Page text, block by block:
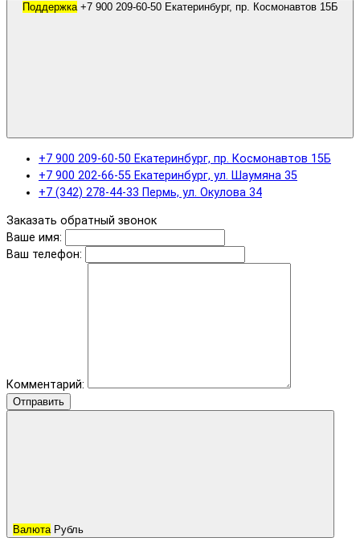
Поддержка
+7 900 209-60-50 Екатеринбург, пр. Космонавтов 15Б
+7 900 202-66-55 Екатеринбург, ул. Шаумяна 35
+7 (342) 278-44-33 Пермь, ул. Окулова 34
Заказать обратный звонок
Ваше имя:
Ваш телефон:
Комментарий:
Отправить
Валюта Рубль